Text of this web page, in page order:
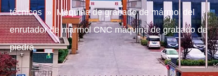
técnicos » Máquina de grabado de mármol del
enrutador de mármol CNC máquina de grabado de
piedra